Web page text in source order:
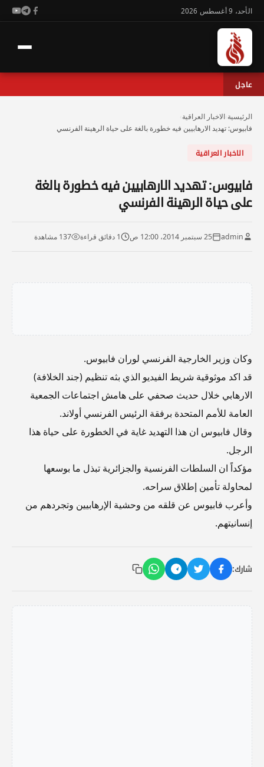
الأحد، 9 أغسطس 2026
عاجل
الرئيسية الاخبار العراقية
فابيوس: تهديد الارهابيين فيه خطورة بالغة على حياة الرهينة الفرنسي
الاخبار العراقية
فابيوس: تهديد الارهابيين فيه خطورة بالغة
على حياة الرهينة الفرنسي
admin 25 سبتمبر 2014، 12:00 ص 1 دقائق قراءة 137 مشاهدة
وكان وزير الخارجية الفرنسي لوران فابيوس.
قد اكد موثوقية شريط الفيديو الذي بثه تنظيم (جند الخلافة)
الارهابي خلال حديث صحفي على هامش اجتماعات الجمعية
العامة للأمم المتحدة برفقة الرئيس الفرنسي أولاند.
وقال فابيوس ان هذا التهديد غاية في الخطورة على حياة هذا
الرجل.
مؤكداً ان السلطات الفرنسية والجزائرية تبذل ما بوسعها
لمحاولة تأمين إطلاق سراحه.
وأعرب فابيوس عن قلقه من وحشية الإرهابيين وتجردهم من
إنسانيتهم.
شارك: